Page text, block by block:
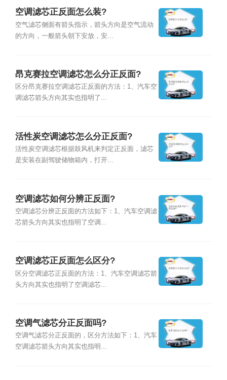
空调滤芯正反面怎么装?
空气滤芯侧面有箭头指示，箭头方向是空气流动
的方向，一般箭头朝下安放，安...
昂克赛拉空调滤芯怎么分正反面?
区分昂克赛拉空调滤芯正反面的方法：1、汽车空
调滤芯箭头方向其实也指明了...
活性炭空调滤芯怎么分正反面?
活性炭空调滤芯根据鼓风机来判定正反面，滤芯
是安装在副驾驶储物箱内，打开...
空调滤芯如何分辨正反面?
空调滤芯分辨正反面的方法如下：1、汽车空调滤
芯箭头方向其实也指明了空调...
空调滤芯正反面怎么区分?
区分空调滤芯正反面的方法：1、汽车空调滤芯箭
头方向其实也指明了空调滤芯...
空调气滤芯分正反面吗?
空调气滤芯分正反面的，区分方法如下：1、汽车
空调滤芯箭头方向其实也指明...